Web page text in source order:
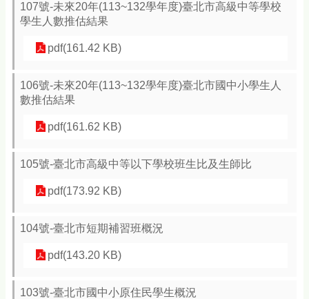
107號-未來20年(113~132學年度)臺北市高級中等學校
學生人數推估結果
pdf(161.42 KB)
106號-未來20年(113~132學年度)臺北市國中小學生人
數推估結果
pdf(161.62 KB)
105號-臺北市高級中等以下學校班生比及生師比
pdf(173.92 KB)
104號-臺北市短期補習班概況
pdf(143.20 KB)
103號-臺北市國中小原住民學生概況